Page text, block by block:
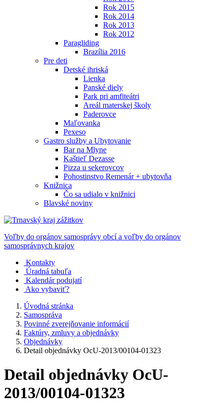
Rok 2015
Rok 2014
Rok 2013
Rok 2012
Paragliding
Brazília 2016
Pre deti
Detské ihriská
Lienka
Panské diely
Park pri amfiteátri
Areál materskej školy
Paderovce
Maľovanka
Pexeso
Gastro služby a Ubytovanie
Bar na Mlyne
Kaštieľ Dezasse
Pizza u sekerovcov
Pohostinstvo Remenár + ubytovňa
Knižnica
Čo sa udialo v knižnici
Blavské noviny
Voľby do orgánov samosprávy obcí a voľby do orgánov
samosprávnych krajov
Kontakty
Úradná tabuľa
Kalendár podujatí
Ako vybaviť?
Úvodná stránka
Samospráva
Povinné zverejňovanie informácií
Faktúry, zmluvy a objednávky
Objednávky
Detail objednávky OcU-2013/00104-01323
Detail objednávky OcU-
2013/00104-01323